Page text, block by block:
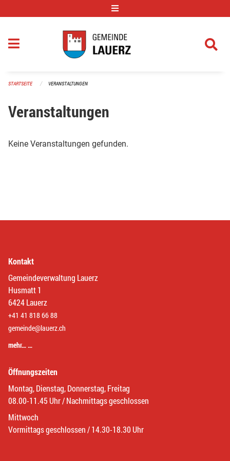
STARTSEITE VERANSTALTUNGEN
Veranstaltungen
Keine Veranstaltungen gefunden.
Kontakt
Gemeindeverwaltung Lauerz
Husmatt 1
6424 Lauerz
+41 41 818 66 88
gemeinde@lauerz.ch
mehr… …
Öffnungszeiten
Montag, Dienstag, Donnerstag, Freitag
08.00-11.45 Uhr / Nachmittags geschlossen
Mittwoch
Vormittags geschlossen / 14.30-18.30 Uhr